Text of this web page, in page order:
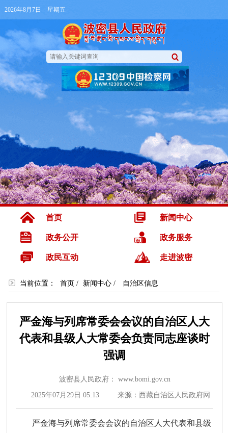
2026年8月7日 星期五
首页 新闻中心
政务公开 政务服务
政民互动 走进波密
当前位置： 首页 / 新闻中心 / 自治区信息
严金海与列席常委会会议的自治区人大
代表和县级人大常委会负责同志座谈时
强调
波密县人民政府： www.bomi.gov.cn
2025年07月29日 05:13 来源：西藏自治区人民政府网
严金海与列席常委会会议的自治区人大代表和县级